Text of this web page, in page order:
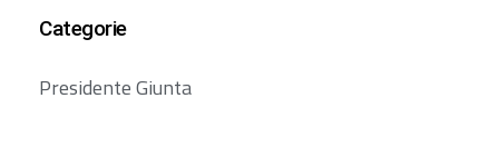
Categorie
Presidente Giunta